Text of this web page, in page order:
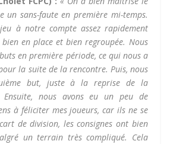
un sans-faute en première mi-temps.
à notre compte assez rapidement
en place et bien regroupée. Nous
en première période, ce qui nous a
la suite de la rencontre. Puis, nous
but, juste à la reprise de la
Ensuite, nous avons eu un peu de
à féliciter mes joueurs, car ils ne se
de division, les consignes ont bien
un terrain très compliqué. Cela